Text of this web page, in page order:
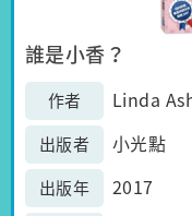
誰是小香？
作者 Linda
出版者 小光點
出版年 2017